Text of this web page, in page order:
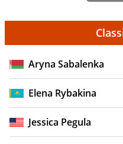
Aryna Sabalenka
Elena Rybakina
Jessica Pegula